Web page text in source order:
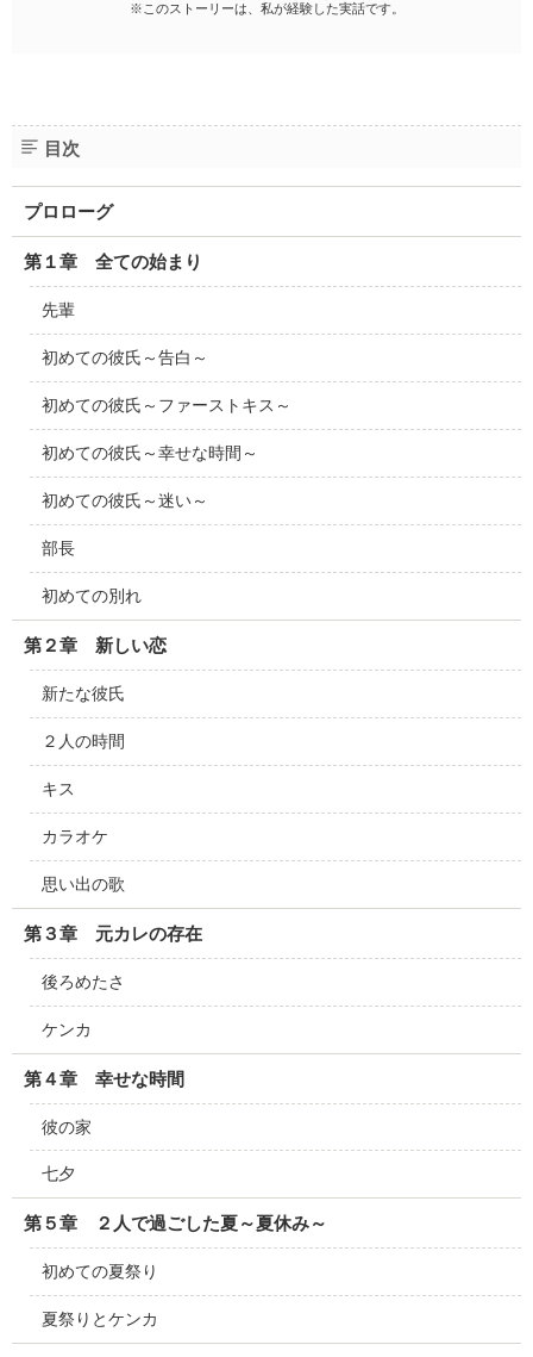
※このストーリーは、私が経験した実話です。
目次
プロローグ
第１章 全ての始まり
先輩
初めての彼氏～告白～
初めての彼氏～ファーストキス～
初めての彼氏～幸せな時間～
初めての彼氏～迷い～
部長
初めての別れ
第２章 新しい恋
新たな彼氏
２人の時間
キス
カラオケ
思い出の歌
第３章 元カレの存在
後ろめたさ
ケンカ
第４章 幸せな時間
彼の家
七夕
第５章 ２人で過ごした夏～夏休み～
初めての夏祭り
夏祭りとケンカ